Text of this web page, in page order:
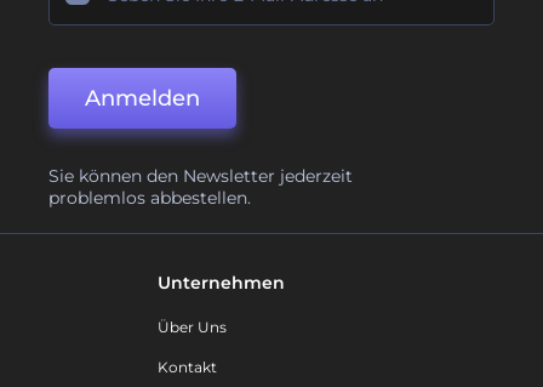
Anmelden
Sie können den Newsletter jederzeit
problemlos abbestellen.
Unternehmen
Über Uns
Kontakt